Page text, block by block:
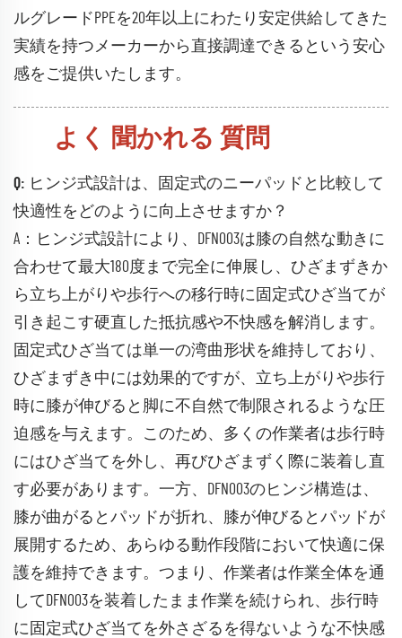
ルグレードPPEを20年以上にわたり安定供給してきた
実績を持つメーカーから直接調達できるという安心
感をご提供いたします。
よく 聞かれる 質問
Q: ヒンジ式設計は、固定式のニーパッドと比較して
快適性をどのように向上させますか？
A：ヒンジ式設計により、DFN003は膝の自然な動きに
合わせて最大180度まで完全に伸展し、ひざまずきか
ら立ち上がりや歩行への移行時に固定式ひざ当てが
引き起こす硬直した抵抗感や不快感を解消します。
固定式ひざ当ては単一の湾曲形状を維持しており、
ひざまずき中には効果的ですが、立ち上がりや歩行
時に膝が伸びると脚に不自然で制限されるような圧
迫感を与えます。このため、多くの作業者は歩行時
にはひざ当てを外し、再びひざまずく際に装着し直
す必要があります。一方、DFN003のヒンジ構造は、
膝が曲がるとパッドが折れ、膝が伸びるとパッドが
展開するため、あらゆる動作段階において快適に保
護を維持できます。つまり、作業者は作業全体を通
してDFN003を装着したまま作業を続けられ、歩行時
に固定式ひざ当てを外さざるを得ないような不快感